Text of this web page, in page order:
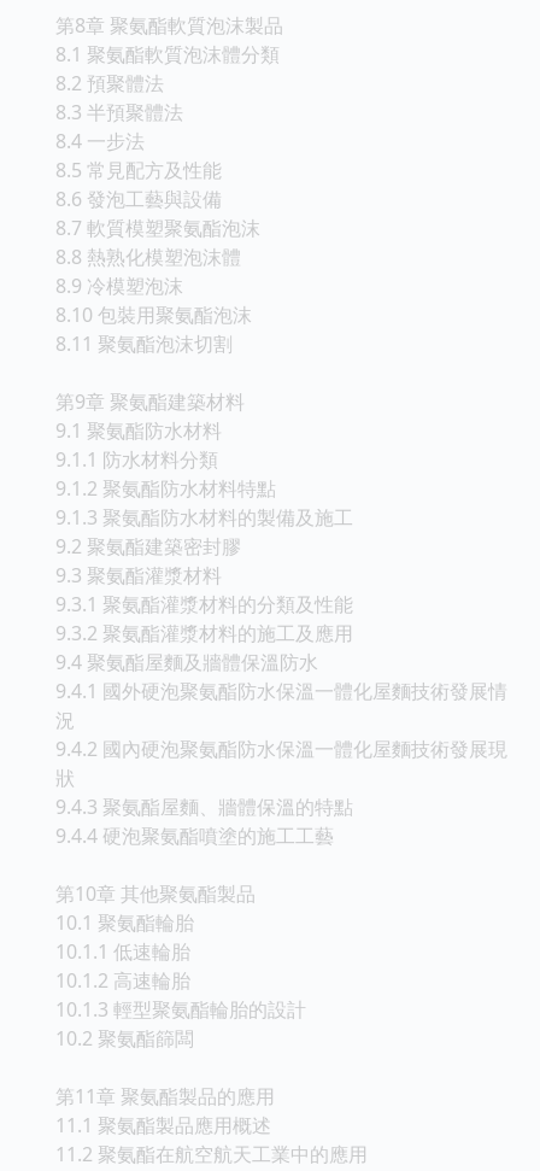
第8章 聚氨酯軟質泡沫製品
8.1 聚氨酯軟質泡沫體分類
8.2 預聚體法
8.3 半預聚體法
8.4 一步法
8.5 常見配方及性能
8.6 發泡工藝與設備
8.7 軟質模塑聚氨酯泡沫
8.8 熱熟化模塑泡沫體
8.9 冷模塑泡沫
8.10 包裝用聚氨酯泡沫
8.11 聚氨酯泡沫切割
第9章 聚氨酯建築材料
9.1 聚氨酯防水材料
9.1.1 防水材料分類
9.1.2 聚氨酯防水材料特點
9.1.3 聚氨酯防水材料的製備及施工
9.2 聚氨酯建築密封膠
9.3 聚氨酯灌漿材料
9.3.1 聚氨酯灌漿材料的分類及性能
9.3.2 聚氨酯灌漿材料的施工及應用
9.4 聚氨酯屋麵及牆體保溫防水
9.4.1 國外硬泡聚氨酯防水保溫一體化屋麵技術發展情
況
9.4.2 國內硬泡聚氨酯防水保溫一體化屋麵技術發展現
狀
9.4.3 聚氨酯屋麵、牆體保溫的特點
9.4.4 硬泡聚氨酯噴塗的施工工藝
第10章 其他聚氨酯製品
10.1 聚氨酯輪胎
10.1.1 低速輪胎
10.1.2 高速輪胎
10.1.3 輕型聚氨酯輪胎的設計
10.2 聚氨酯篩闆
第11章 聚氨酯製品的應用
11.1 聚氨酯製品應用概述
11.2 聚氨酯在航空航天工業中的應用